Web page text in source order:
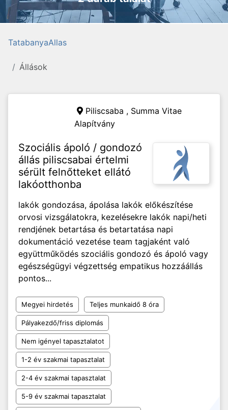
TatabanyaAllas
Állások
Piliscsaba , Summa Vitae
Alapítvány
Szociális ápoló / gondozó
állás piliscsabai értelmi
sérült felnőtteket ellátó
lakóotthonba
lakók gondozása, ápolása lakók előkészítése
orvosi vizsgálatokra, kezelésekre lakók napi/heti
rendjének betartása és betartatása napi
dokumentáció vezetése team tagjaként való
együttműködés szociális gondozó és ápoló vagy
egészségügyi végzettség empatikus hozzáállás
pontos...
Megyei hirdetés Teljes munkaidő 8 óra
Pályakezdő/friss diplomás
Nem igényel tapasztalatot
1-2 év szakmai tapasztalat
2-4 év szakmai tapasztalat
5-9 év szakmai tapasztalat